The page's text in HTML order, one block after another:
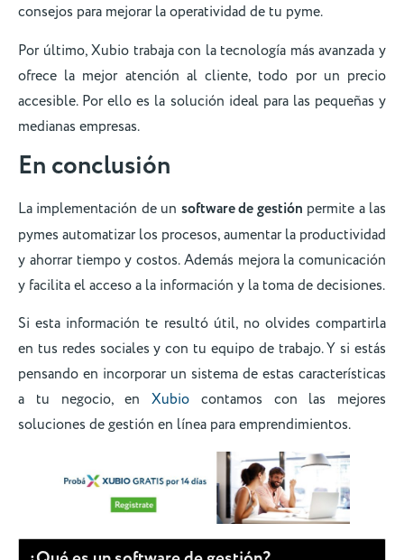
consejos para mejorar la operatividad de tu pyme.
Por último, Xubio trabaja con la tecnología más avanzada y
ofrece la mejor atención al cliente, todo por un precio
accesible. Por ello es la solución ideal para las pequeñas y
medianas empresas.
En conclusión
La implementación de un software de gestión permite a las
pymes automatizar los procesos, aumentar la productividad
y ahorrar tiempo y costos. Además mejora la comunicación
y facilita el acceso a la información y la toma de decisiones.
Si esta información te resultó útil, no olvides compartirla
en tus redes sociales y con tu equipo de trabajo. Y si estás
pensando en incorporar un sistema de estas características
a tu negocio, en Xubio contamos con las mejores
soluciones de gestión en línea para emprendimientos.